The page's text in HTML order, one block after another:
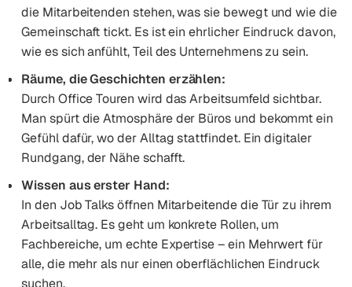
die Mitarbeitenden stehen, was sie bewegt und wie die
Gemeinschaft tickt. Es ist ein ehrlicher Eindruck davon,
wie es sich anfühlt, Teil des Unternehmens zu sein.
Räume, die Geschichten erzählen:
Durch Office Touren wird das Arbeitsumfeld sichtbar.
Man spürt die Atmosphäre der Büros und bekommt ein
Gefühl dafür, wo der Alltag stattfindet. Ein digitaler
Rundgang, der Nähe schafft.
Wissen aus erster Hand:
In den Job Talks öffnen Mitarbeitende die Tür zu ihrem
Arbeitsalltag. Es geht um konkrete Rollen, um
Fachbereiche, um echte Expertise – ein Mehrwert für
alle, die mehr als nur einen oberflächlichen Eindruck
suchen.